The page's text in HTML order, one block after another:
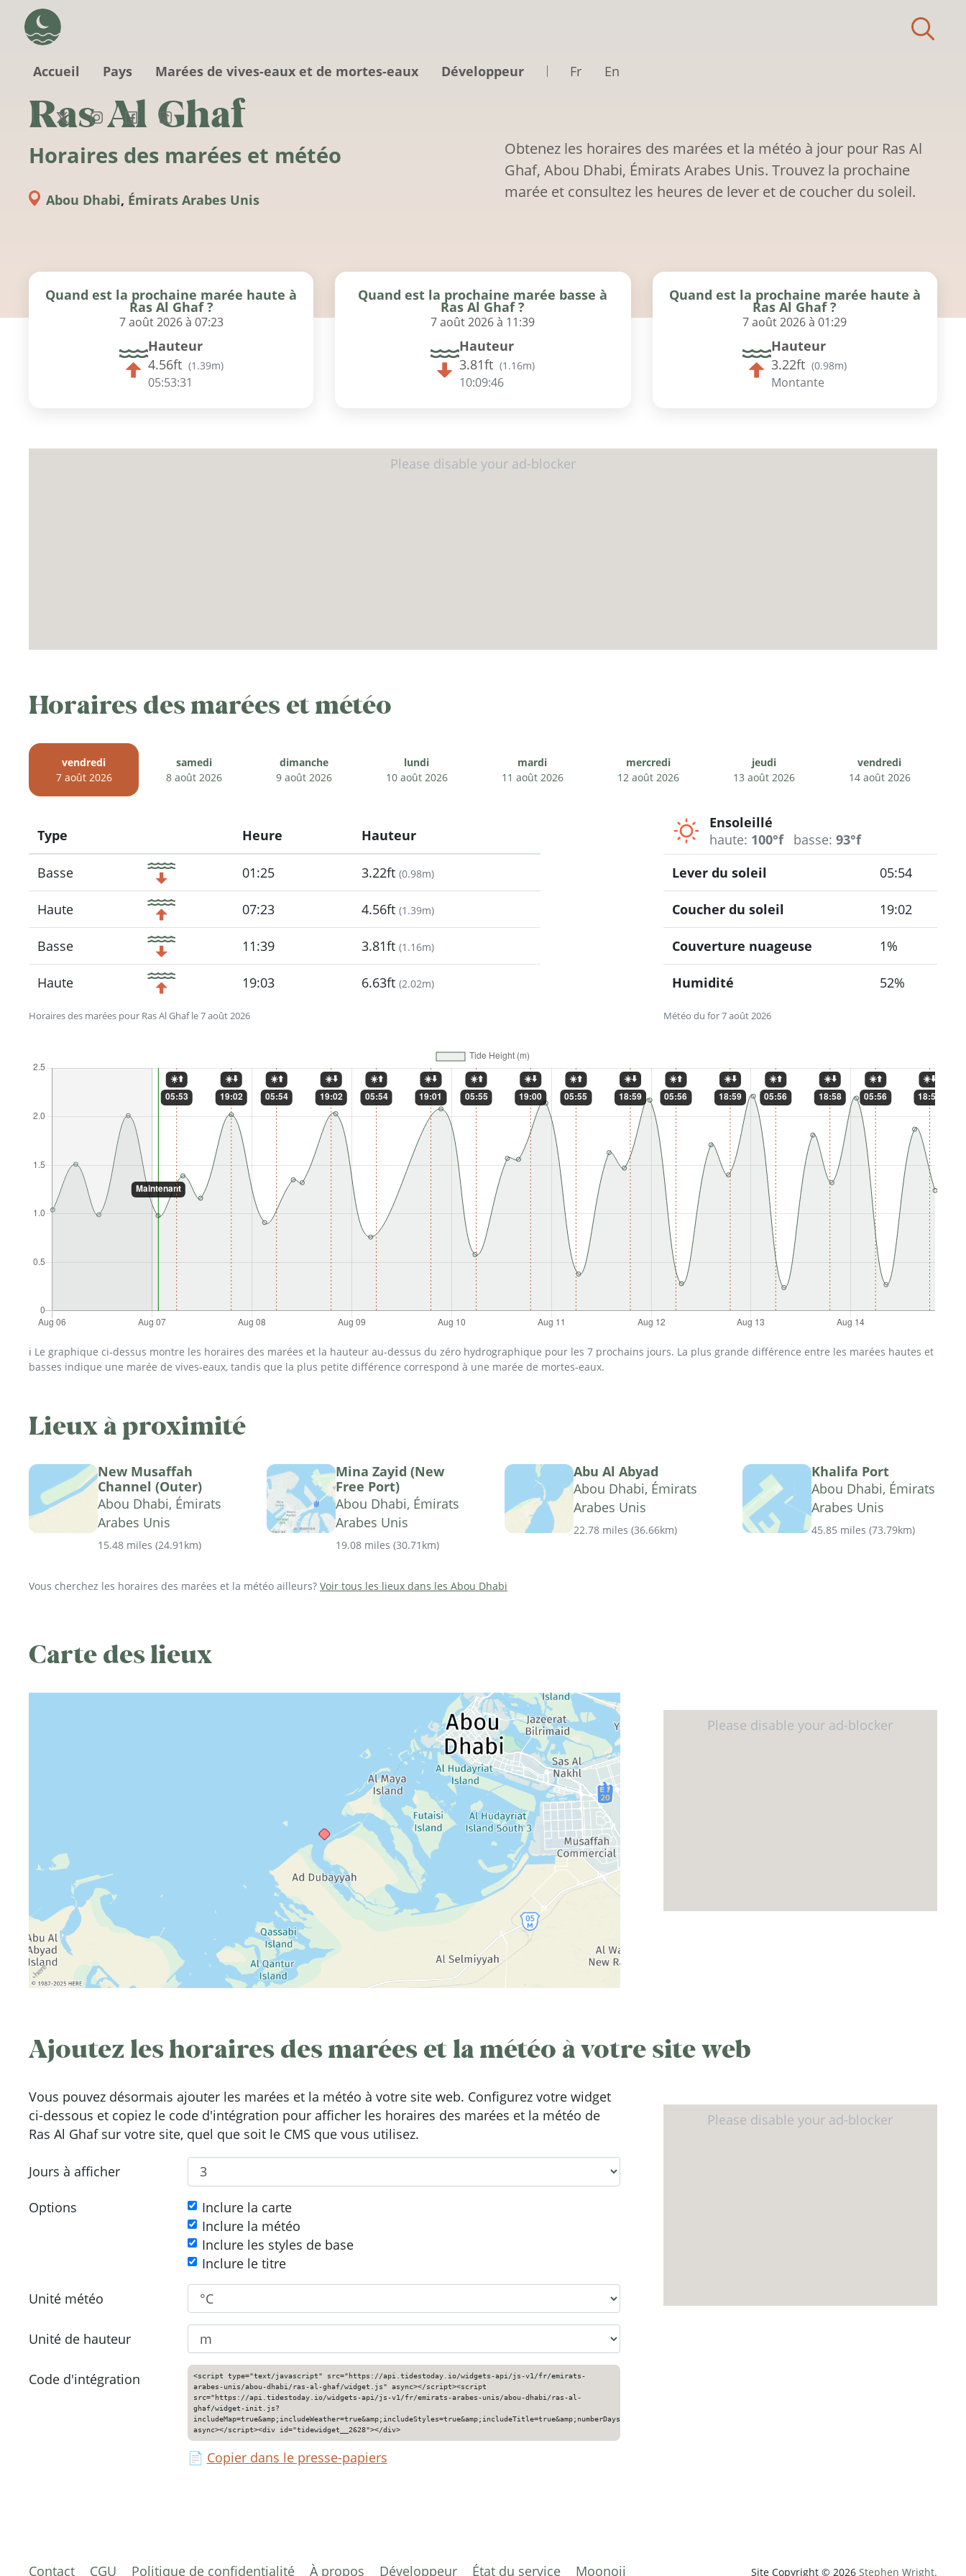
Accueil
Pays Marées de vives-eaux et de mortes-eaux Développeur Fr En
Ras Al Ghaf
Horaires des marées et météo
Abou Dhabi, Émirats Arabes Unis
Obtenez les horaires des marées et la météo à jour pour Ras Al
Ghaf, Abou Dhabi, Émirats Arabes Unis. Trouvez la prochaine
marée et consultez les heures de lever et de coucher du soleil.
Quand est la prochaine marée haute à
Ras Al Ghaf ?
7 août 2026 à 07:23
Hauteur
4.56ft (1.39m)
05:53:30
Quand est la prochaine marée basse à
Ras Al Ghaf ?
7 août 2026 à 11:39
Hauteur
3.81ft (1.16m)
10:09:45
Quand est la prochaine marée haute à
Ras Al Ghaf ?
7 août 2026 à 01:29
Hauteur
3.22ft (0.98m)
Montante
Horaires des marées et météo
vendredi
7 août 2026
samedi
8 août 2026
dimanche
9 août 2026
lundi
10 août 2026
mardi
11 août 2026
mercredi
12 août 2026
jeudi
13 août 2026
vendredi
14 août 2026
Horaires des marées pour Ras Al Ghaf le 7 août 2026
Type
Icon
Heure Hauteur
Basse 01:25 3.22ft (0.98m)
Haute 07:23 4.56ft (1.39m)
Basse 11:39 3.81ft (1.16m)
Haute 19:03 6.63ft (2.02m)
Ensoleillé
haute: 100°f basse: 93°f
Météo du for 7 août 2026
Lever du soleil 05:54
Coucher du soleil 19:02
Couverture nuageuse 1%
Humidité 52%
ℹ️ Le graphique ci-dessus montre les horaires des marées et la hauteur au-dessus du zéro hydrographique pour les 7 prochains jours. La plus grande différence entre les marées hautes et
basses indique une marée de vives-eaux, tandis que la plus petite différence correspond à une marée de mortes-eaux.
Lieux à proximité
New Musaffah
Channel (Outer)
Abou Dhabi, Émirats
Arabes Unis
15.48 miles (24.91km)
Mina Zayid (New
Free Port)
Abou Dhabi, Émirats
Arabes Unis
19.08 miles (30.71km)
Abu Al Abyad
Abou Dhabi, Émirats
Arabes Unis
22.78 miles (36.66km)
Khalifa Port
Abou Dhabi, Émirats
Arabes Unis
45.85 miles (73.79km)
Vous cherchez les horaires des marées et la météo ailleurs? Voir tous les lieux dans les Abou Dhabi
Carte des lieux
Ajoutez les horaires des marées et la météo à votre site web
Vous pouvez désormais ajouter les marées et la météo à votre site web. Configurez votre widget
ci-dessous et copiez le code d'intégration pour afficher les horaires des marées et la météo de
Ras Al Ghaf sur votre site, quel que soit le CMS que vous utilisez.
Jours à afficher
Options
Inclure la carte
Inclure la météo
Inclure les styles de base
Inclure le titre
Unité météo
Unité de hauteur
Code d'intégration
<script type="text/javascript" src="https://api.tidestoday.io/widgets-api/js-v1/fr/emirats-
arabes-unis/abou-dhabi/ras-al-ghaf/widget.js" async></script><script
src="https://api.tidestoday.io/widgets-api/js-v1/fr/emirats-arabes-unis/abou-dhabi/ras-al-
ghaf/widget-init.js?
includeMap=true&amp;includeWeather=true&amp;includeStyles=true&amp;includeTitle=true&amp;numberDays=3&amp;weatherUnit=c&amp;heightUnit=m"
async></script><div id="tidewidget__2628"></div>
📄 Copier dans le presse-papiers
Contact CGU Politique de confidentialité À propos Développeur État du service Moonoji Site Copyright © 2026 Stephen Wright.